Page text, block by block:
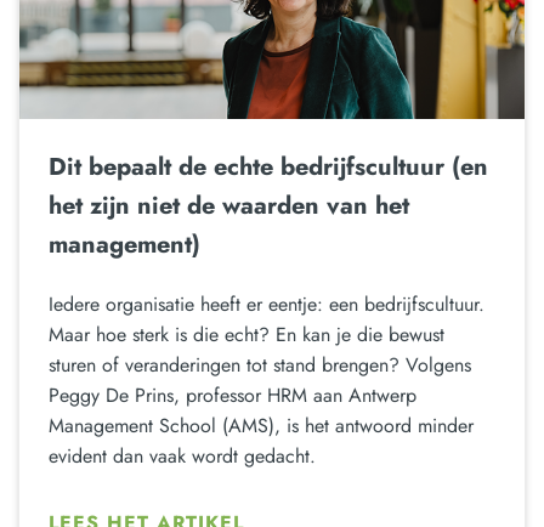
Dit bepaalt de echte bedrijfscultuur (en
het zijn niet de waarden van het
management)
Iedere organisatie heeft er eentje: een bedrijfscultuur.
Maar hoe sterk is die echt? En kan je die bewust
sturen of veranderingen tot stand brengen? Volgens
Peggy De Prins, professor HRM aan Antwerp
Management School (AMS), is het antwoord minder
evident dan vaak wordt gedacht.